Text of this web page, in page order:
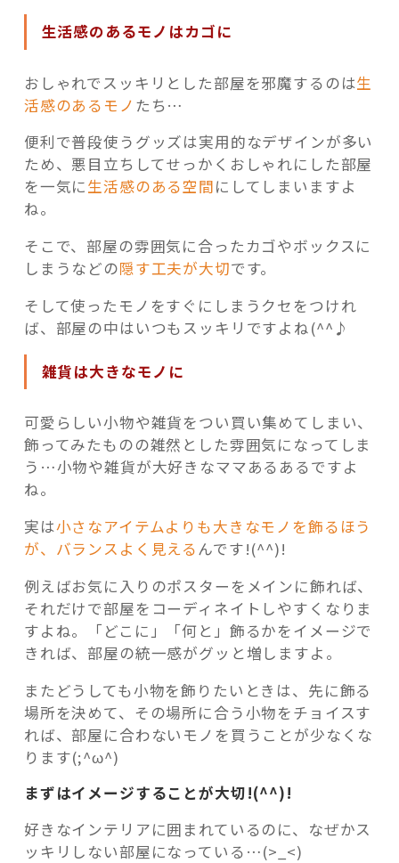
生活感のあるモノはカゴに
おしゃれでスッキリとした部屋を邪魔するのは生
活感のあるモノ たち…
便利で普段使うグッズは実用的なデザインが多い
ため、悪目立ちしてせっかくおしゃれにした部屋
を一気に生活感のある空間にしてしまいますよ
ね。
そこで、部屋の雰囲気に合ったカゴやボックスに
しまうなどの隠す工夫が大切です。
そして使ったモノをすぐにしまうクセをつけれ
ば、部屋の中はいつもスッキリですよね(^^♪
雑貨は大きなモノに
可愛らしい小物や雑貨をつい買い集めてしまい、
飾ってみたものの雑然とした雰囲気になってしま
う…小物や雑貨が大好きなママあるあるですよ
ね。
実は小さなアイテムよりも大きなモノを飾るほう
が、バランスよく見えるんです!(^^)!
例えばお気に入りのポスターをメインに飾れば、
それだけで部屋をコーディネイトしやすくなりま
すよね。「どこに」「何と」飾るかをイメージで
きれば、部屋の統一感がグッと増しますよ。
またどうしても小物を飾りたいときは、先に飾る
場所を決めて、その場所に合う小物をチョイスす
れば、部屋に合わないモノを買うことが少なくな
ります(;^ω^)
まずはイメージすることが大切!(^^)!
好きなインテリアに囲まれているのに、なぜかス
ッキリしない部屋になっている…(>_<)